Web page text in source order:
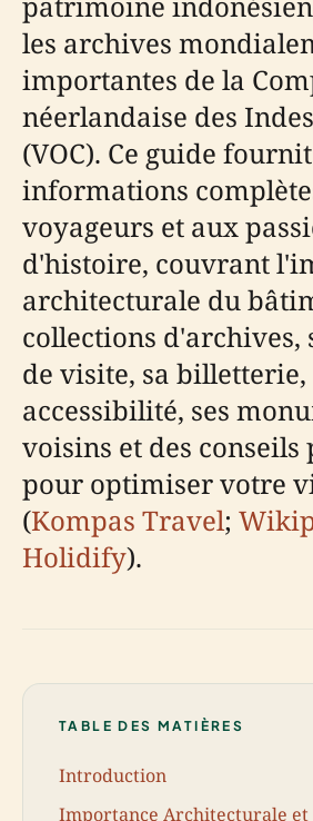
les archives
importantes de la
néerlandaise des
(VOC). Ce guide
informations
voyageurs et aux
d'histoire, couvrant
architecturale du
collections d'archives,
de visite, sa billetterie,
accessibilité, ses
voisins et des conseils
pour optimiser votre
(Kompas Travel;
Holidify).
TABLE DES MATIÈRES
Introduction
Importance Architecturale